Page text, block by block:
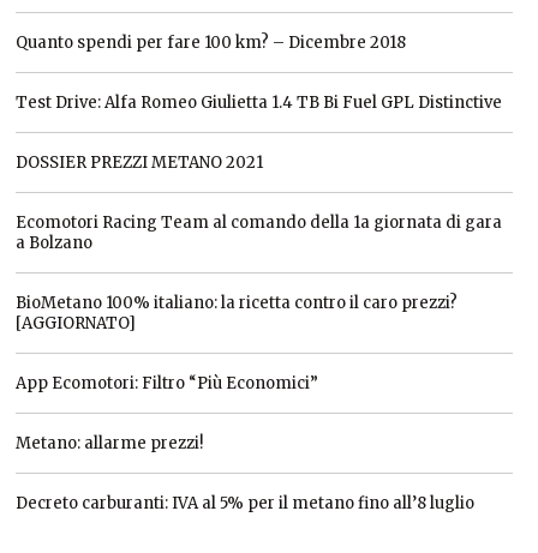
Quanto spendi per fare 100 km? – Dicembre 2018
Test Drive: Alfa Romeo Giulietta 1.4 TB Bi Fuel GPL Distinctive
DOSSIER PREZZI METANO 2021
Ecomotori Racing Team al comando della 1a giornata di gara
a Bolzano
BioMetano 100% italiano: la ricetta contro il caro prezzi?
[AGGIORNATO]
App Ecomotori: Filtro “Più Economici”
Metano: allarme prezzi!
Decreto carburanti: IVA al 5% per il metano fino all’8 luglio